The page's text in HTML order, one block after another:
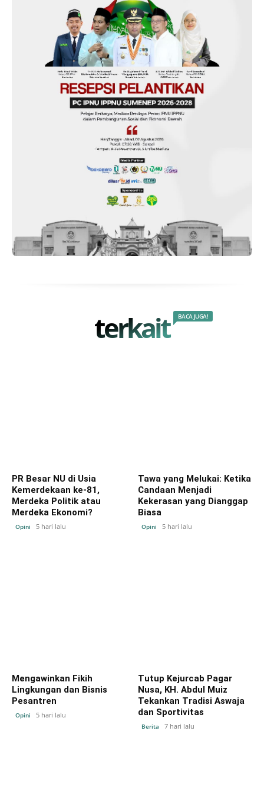
terkait BACA JUGA!
PR Besar NU di Usia
Kemerdekaan ke-81,
Merdeka Politik atau
Merdeka Ekonomi?
Opini 5 hari lalu
Tawa yang Melukai: Ketika
Candaan Menjadi
Kekerasan yang Dianggap
Biasa
Opini 5 hari lalu
Mengawinkan Fikih
Lingkungan dan Bisnis
Pesantren
Opini 5 hari lalu
Tutup Kejurcab Pagar
Nusa, KH. Abdul Muiz
Tekankan Tradisi Aswaja
dan Sportivitas
Berita 7 hari lalu